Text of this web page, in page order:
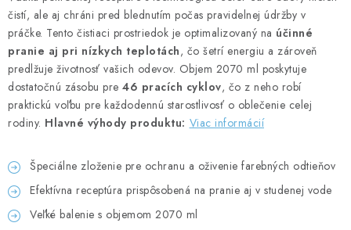
KONTAKTY
CENY A SPÔSOBY DOPRAVY
UPRATOVACIE SLUŽBY
ZAREGISTRUJTE SA
OBCHODNÉ PODMIENKY
čistí, ale aj chráni pred blednutím počas pravidelnej údržby v
práčke. Tento čistiaci prostriedok je optimalizovaný na účinné
pranie aj pri nízkych teplotách, čo šetrí energiu a zároveň
predlžuje životnosť vašich odevov. Objem 2070 ml poskytuje
dostatočnú zásobu pre 46 pracích cyklov, čo z neho robí
praktickú voľbu pre každodennú starostlivosť o oblečenie celej
rodiny. Hlavné výhody produktu: Viac informácií
Špeciálne zloženie pre ochranu a oživenie farebných odtieňov
Efektívna receptúra prispôsobená na pranie aj v studenej vode
Veľké balenie s objemom 2070 ml